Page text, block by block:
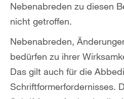
Nebenabreden zu diesen
nicht getroffen.
Nebenabreden,
bedürfen zu ihrer
Das gilt auch für die
Schriftformerfordernisses.